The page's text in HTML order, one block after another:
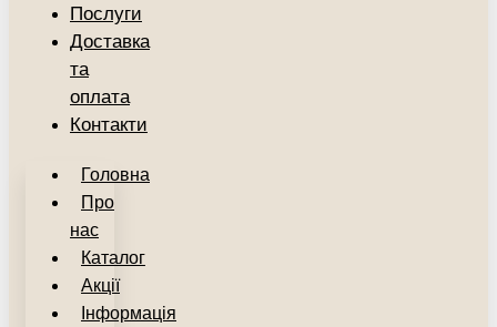
Послуги
Доставка
та
оплата
Контакти
Головна
Про
нас
Каталог
Акції
Інформація